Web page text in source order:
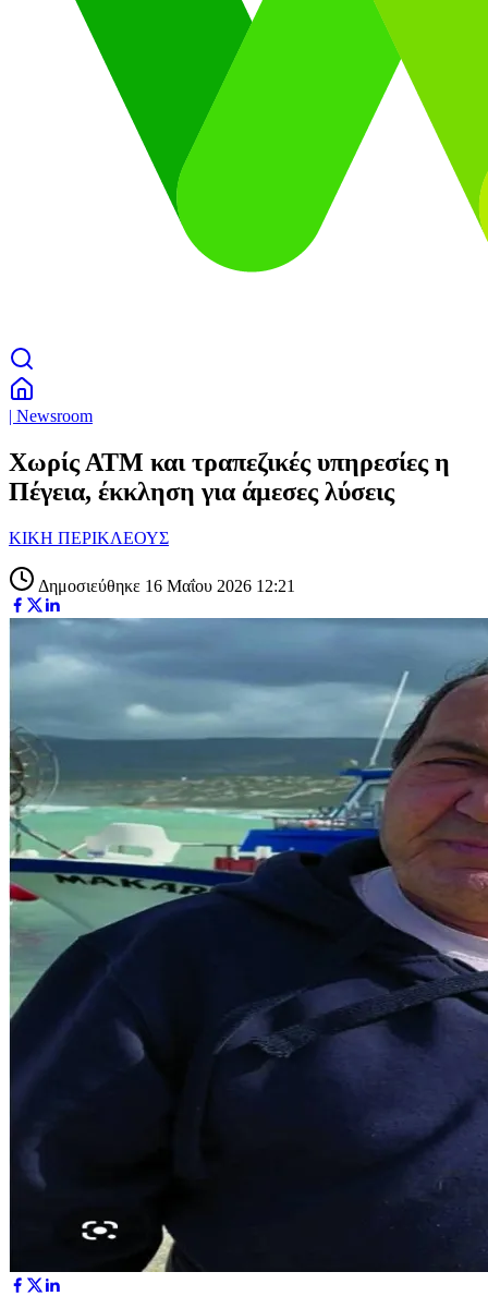
| Newsroom
Χωρίς ΑΤΜ και τραπεζικές υπηρεσίες η
Πέγεια, έκκληση για άμεσες λύσεις
ΚΙΚΗ ΠΕΡΙΚΛΕΟΥΣ
Δημοσιεύθηκε 16 Μαΐου 2026 12:21